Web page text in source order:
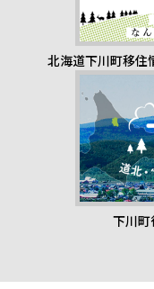
北海道下川町移住
下川町